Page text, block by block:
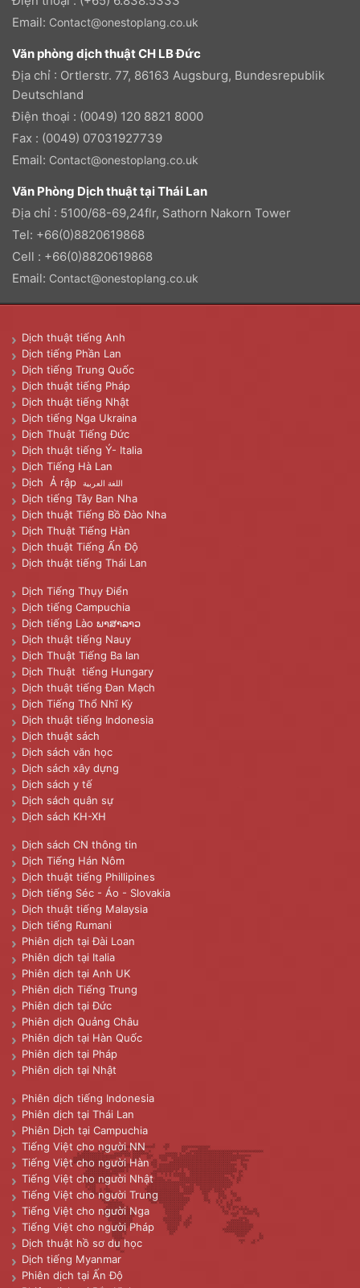
Email: Contact@onestoplang.co.uk
Văn phòng dịch thuật CH LB Đức
Địa chỉ : Ortlerstr. 77, 86163 Augsburg, Bundesrepublik
Deutschland
Điện thoại : (0049) 120 8821 8000
Fax : (0049) 07031927739
Email: Contact@onestoplang.co.uk
Văn Phòng Dịch thuật tại Thái Lan
Địa chỉ : 5100/68-69,24flr, Sathorn Nakorn Tower
Tel: +66(0)8820619868
Cell : +66(0)8820619868
Email: Contact@onestoplang.co.uk
Dịch thuật tiếng Anh
Dịch tiếng Phần Lan
Dịch tiếng Trung Quốc
Dịch thuật tiếng Pháp
Dịch thuật tiếng Nhật
Dịch tiếng Nga Ukraina
Dịch Thuật Tiếng Đức
Dịch thuật tiếng Ý- Italia
Dịch Tiếng Hà Lan
Dịch Ả rập
اللغة العربية
Dịch tiếng Tây Ban Nha
Dịch thuật Tiếng Bồ Đào Nha
Dịch Thuật Tiếng Hàn
Dịch thuật Tiếng Ấn Độ
Dịch thuật tiếng Thái Lan
Dịch Tiếng Thụy Điển
Dịch tiếng Campuchia
Dịch tiếng Lào ພາສາລາວ
Dịch thuật tiếng Nauy
Dịch Thuật Tiếng Ba lan
Dịch Thuật tiếng Hungary
Dịch thuật tiếng Đan Mạch
Dịch Tiếng Thổ Nhĩ Kỳ
Dịch thuật tiếng Indonesia
Dịch thuật sách
Dịch sách văn học
Dịch sách xây dựng
Dịch sách y tế
Dịch sách quân sự
Dịch sách KH-XH
Dịch sách CN thông tin
Dịch Tiếng Hán Nôm
Dịch thuật tiếng Phillipines
Dịch tiếng Séc - Áo - Slovakia
Dịch thuật tiếng Malaysia
Dịch tiếng Rumani
Phiên dịch tại Đài Loan
Phiên dịch tại Italia
Phiên dịch tại Anh UK
Phiên dịch Tiếng Trung
Phiên dịch tại Đức
Phiên dịch Quảng Châu
Phiên dịch tại Hàn Quốc
Phiên dịch tại Pháp
Phiên dịch tại Nhật
Phiên dịch tiếng Indonesia
Phiên dịch tại Thái Lan
Phiên Dịch tại Campuchia
Tiếng Việt cho người NN
Tiếng Việt cho người Hàn
Tiếng Việt cho người Nhật
Tiếng Việt cho người Trung
Tiếng Việt cho người Nga
Tiếng Việt cho người Pháp
Dịch thuật hồ sơ du học
Dịch tiếng Myanmar
Phiên dịch tại Ấn Độ